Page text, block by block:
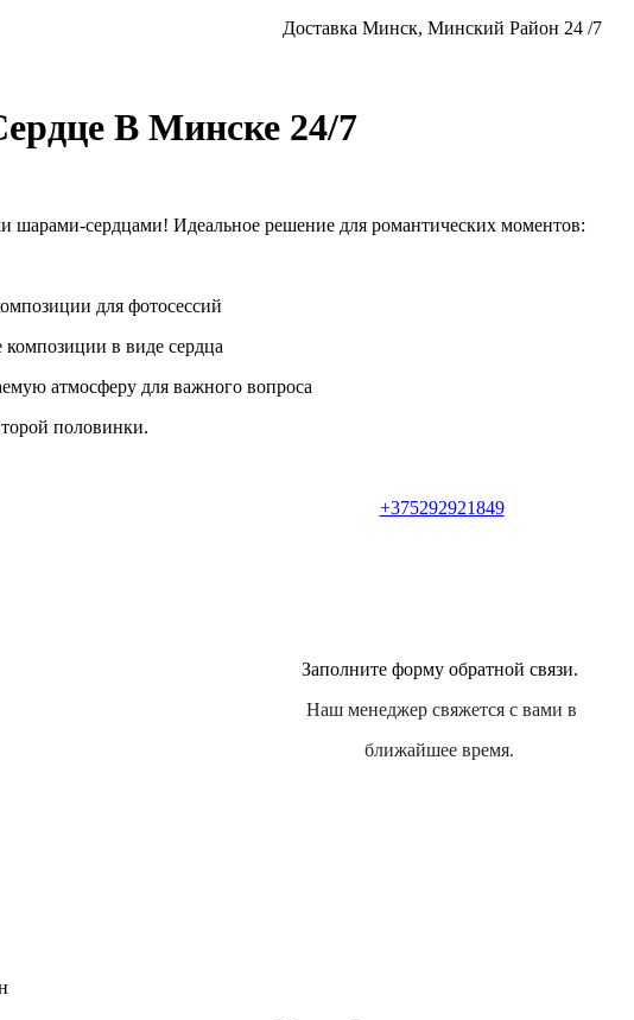
Доставка Минск, Минский Район 24 /7
В Минске 24/7
сердцами! Идеальное решение для романтических моментов:
для фотосессий
композиции в виде сердца
атмосферу для важного вопроса
половинки.
+375292921849
Заполните форму обратной связи.
Наш менеджер свяжется с вами в
ближайшее время.